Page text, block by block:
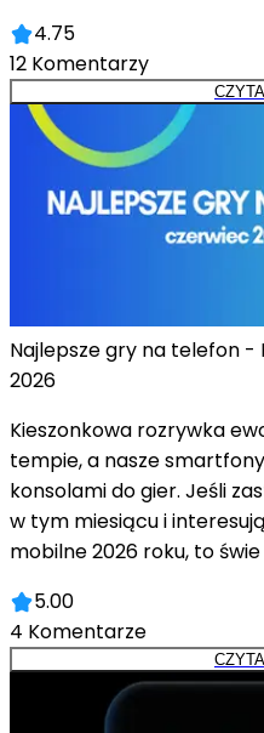
4.75
12 Komentarzy
Najlepsze gry na telefon -
2026
Kieszonkowa rozrywka
tempie, a nasze
konsolami do gier. Jeśli
w tym miesiącu i
mobilne 2026 roku, to świe
5.00
4 Komentarze